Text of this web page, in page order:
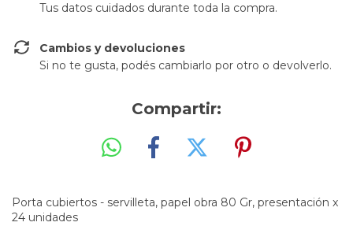
Tus datos cuidados durante toda la compra.
Cambios y devoluciones
Si no te gusta, podés cambiarlo por otro o devolverlo.
Compartir:
Porta cubiertos - servilleta, papel obra 80 Gr, presentación x
24 unidades